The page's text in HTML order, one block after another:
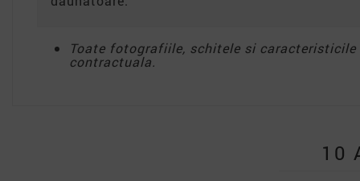
Toate fotografiile, schitele si
contractuala.
10